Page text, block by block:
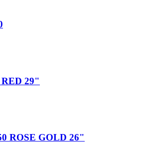
29"
ROSE GOLD 26"